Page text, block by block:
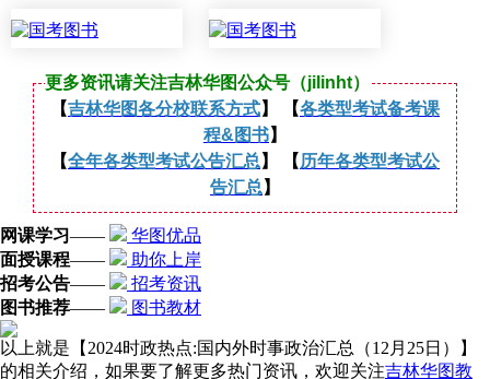
更多资讯请关注吉林华图公众号（jilinht）
【吉林华图各分校联系方式】 【各类型考试备考课
程&图书】
【全年各类型考试公告汇总 】 【 历年各类型考试公
告汇总 】
网课学习——
华图优品
面授课程——
助你上岸
招考公告——
招考资讯
图书推荐—— 图书教材
以上就是【2024时政热点:国内外时事政治汇总（12月25日）】
的相关介绍，如果要了解更多热门资讯，欢迎关注吉林华图教